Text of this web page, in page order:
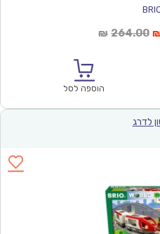
₪ 264.00
הוספה לסל
לדרג